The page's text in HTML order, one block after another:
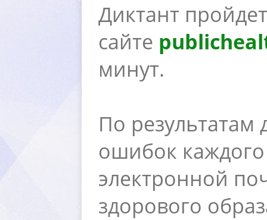
Диктант
сайте
минут.
По результатам
ошибок
электронной
здорового